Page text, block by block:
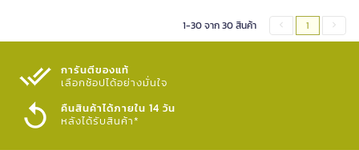
1-30 จาก 30 สินค้า 1
การันตีของแท้
เลือกช้อปได้อย่างมั่นใจ​
คืนสินค้าได้ภายใน 14 วัน
หลังได้รับสินค้า*